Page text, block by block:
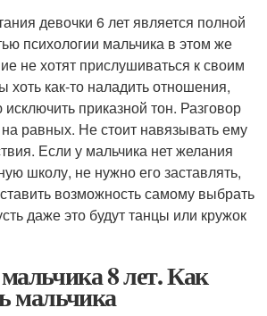
девочки 6 лет является полной
психологии мальчика в этом же
не хотят прислушиваться к своим
хоть как-то наладить отношения,
приказной тон. Разговор
равных. Не стоит навязывать ему
Если у мальчика нет желания
школу, не нужно его заставлять,
возможность самому выбрать
даже это будут танцы или кружок
8 лет. Как
мальчика